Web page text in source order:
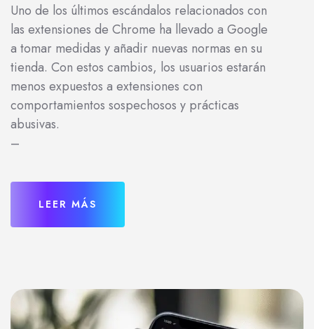
Uno de los últimos escándalos relacionados con
las extensiones de Chrome ha llevado a Google
a tomar medidas y añadir nuevas normas en su
tienda. Con estos cambios, los usuarios estarán
menos expuestos a extensiones con
comportamientos sospechosos y prácticas
abusivas.
–
LEER MÁS